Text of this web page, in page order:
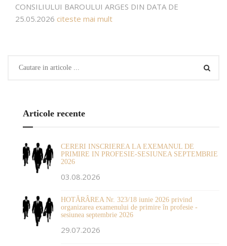
CONSILIULUI BAROULUI ARGES DIN DATA DE
25.05.2026 citeste mai mult
Articole recente
CERERI INSCRIEREA LA EXEMANUL DE
PRIMIRE IN PROFESIE-SESIUNEA SEPTEMBRIE
2026
03.08.2026
HOTĂRÂREA Nr. 323/18 iunie 2026 privind
organizarea examenului de primire în profesie -
sesiunea septembrie 2026
29.07.2026